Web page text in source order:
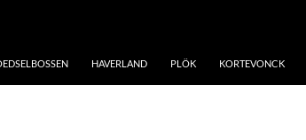
HAVERLAND PLÖK KORTEVONCK